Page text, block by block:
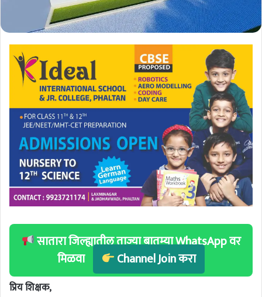
सातारा जिल्ह्यातील ताज्या बातम्या WhatsApp वर
मिळवा
Channel Join करा
प्रिय शिक्षक,